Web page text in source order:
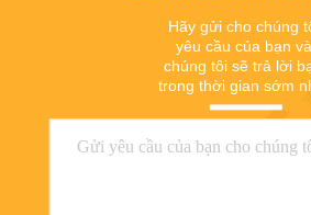
Hãy gửi cho chúng
yêu cầu của bạn và
chúng tôi sẽ trả lời
trong thời gian sớm